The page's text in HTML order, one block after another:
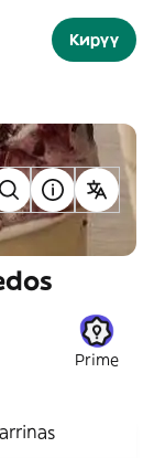
Кирүү
Prime